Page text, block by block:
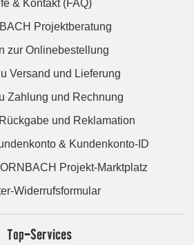
& Kontakt (FAQ)
Projektberatung
zur Onlinebestellung
Versand und Lieferung
Zahlung und Rechnung
und Reklamation
& Kundenkonto-ID
Projekt-Marktplatz
Widerrufsformular
Top-Services